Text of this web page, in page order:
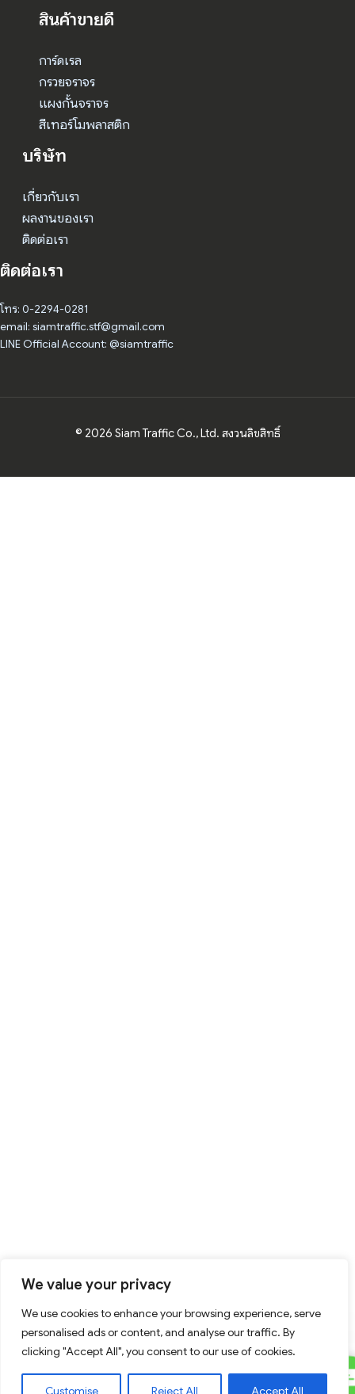
We value your privacy
We use cookies to enhance your browsing experience, serve
personalised ads or content, and analyse our traffic. By
clicking "Accept All", you consent to our use of cookies.
Customise Reject All Accept All
สินค้าขายดี
การ์ดเรล
กรวยจราจร
แผงกั้นจราจร
สีเทอร์โมพลาสติก
บริษัท
เกี่ยวกับเรา
ผลงานของเรา
ติดต่อเรา
ติดต่อเรา
โทร: 0-2294-0281
email: siamtraffic.stf@gmail.com
LINE Official Account: @siamtraffic
© 2026 Siam Traffic Co., Ltd. สงวนลิขสิทธิ์